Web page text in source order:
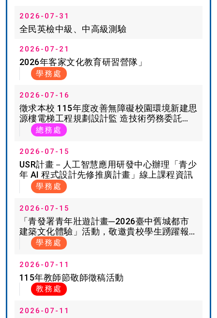
2026-07-31
全民英檢中級、中高級測驗
2026-07-21
2026年客家文化教育研習營隊」
學務處
2026-07-16
徵求本校 115年度改善無障礙校園環境新建思
源樓電梯工程規劃設計監 造技術勞務委託
案。總務處
2026-07-15
USR計畫－人工智慧應用研發中心辦理「青少
年 AI 程式設計先修推廣計畫」線上課程資訊
學務處
2026-07-15
「青發署青年壯遊計畫─2026臺中舊城都市
建築文化體驗」活動，敬邀貴校學生踴躍報
名參加學務處
2026-07-11
115年教師節敬師徵稿活動
教務處
2026-07-11